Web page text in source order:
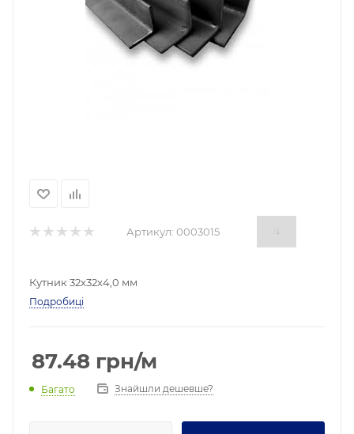
Артикул: 0003015
Кутник 32х32х4,0 мм
Подробиці
87.48 грн/м
Багато Знайшли дешевше?